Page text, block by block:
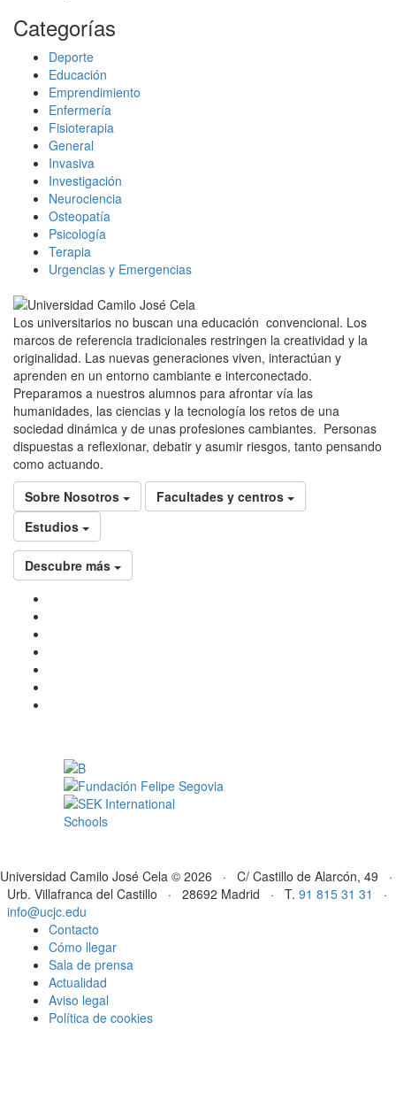
Categorías
Deporte
Educación
Emprendimiento
Enfermería
Fisioterapia
General
Invasiva
Investigación
Neurociencia
Osteopatía
Psicología
Terapia
Urgencias y Emergencias
Los universitarios no buscan una educación convencional. Los
marcos de referencia tradicionales restringen la creatividad y la
originalidad. Las nuevas generaciones viven, interactúan y
aprenden en un entorno cambiante e interconectado.
Preparamos a nuestros alumnos para afrontar vía las
humanidades, las ciencias y la tecnología los retos de una
sociedad dinámica y de unas profesiones cambiantes. Personas
dispuestas a reflexionar, debatir y asumir riesgos, tanto pensando
como actuando.
Sobre Nosotros
Facultades y centros
Estudios
Descubre más
Universidad Camilo José Cela © 2026 · C/ Castillo de Alarcón, 49 ·
Urb. Villafranca del Castillo · 28692 Madrid · T. 91 815 31 31
·
info@ucjc.edu
Contacto
Cómo llegar
Sala de prensa
Actualidad
Aviso legal
Política de cookies